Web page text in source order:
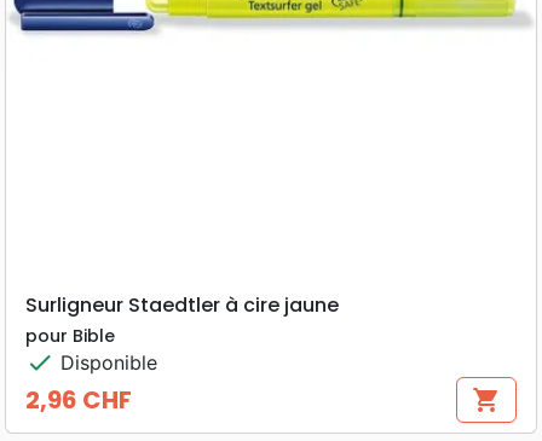
Surligneur Staedtler à cire jaune
pour Bible
check Disponible
Prix
2,96 CHF shopping_cart